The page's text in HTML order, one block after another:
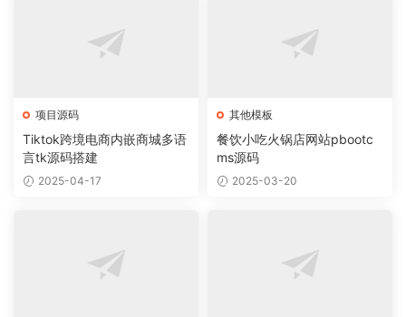
项目源码
Tiktok跨境电商内嵌商城多语
言tk源码搭建
2025-04-17
其他模板
餐饮小吃火锅店网站pbootc
ms源码
2025-03-20